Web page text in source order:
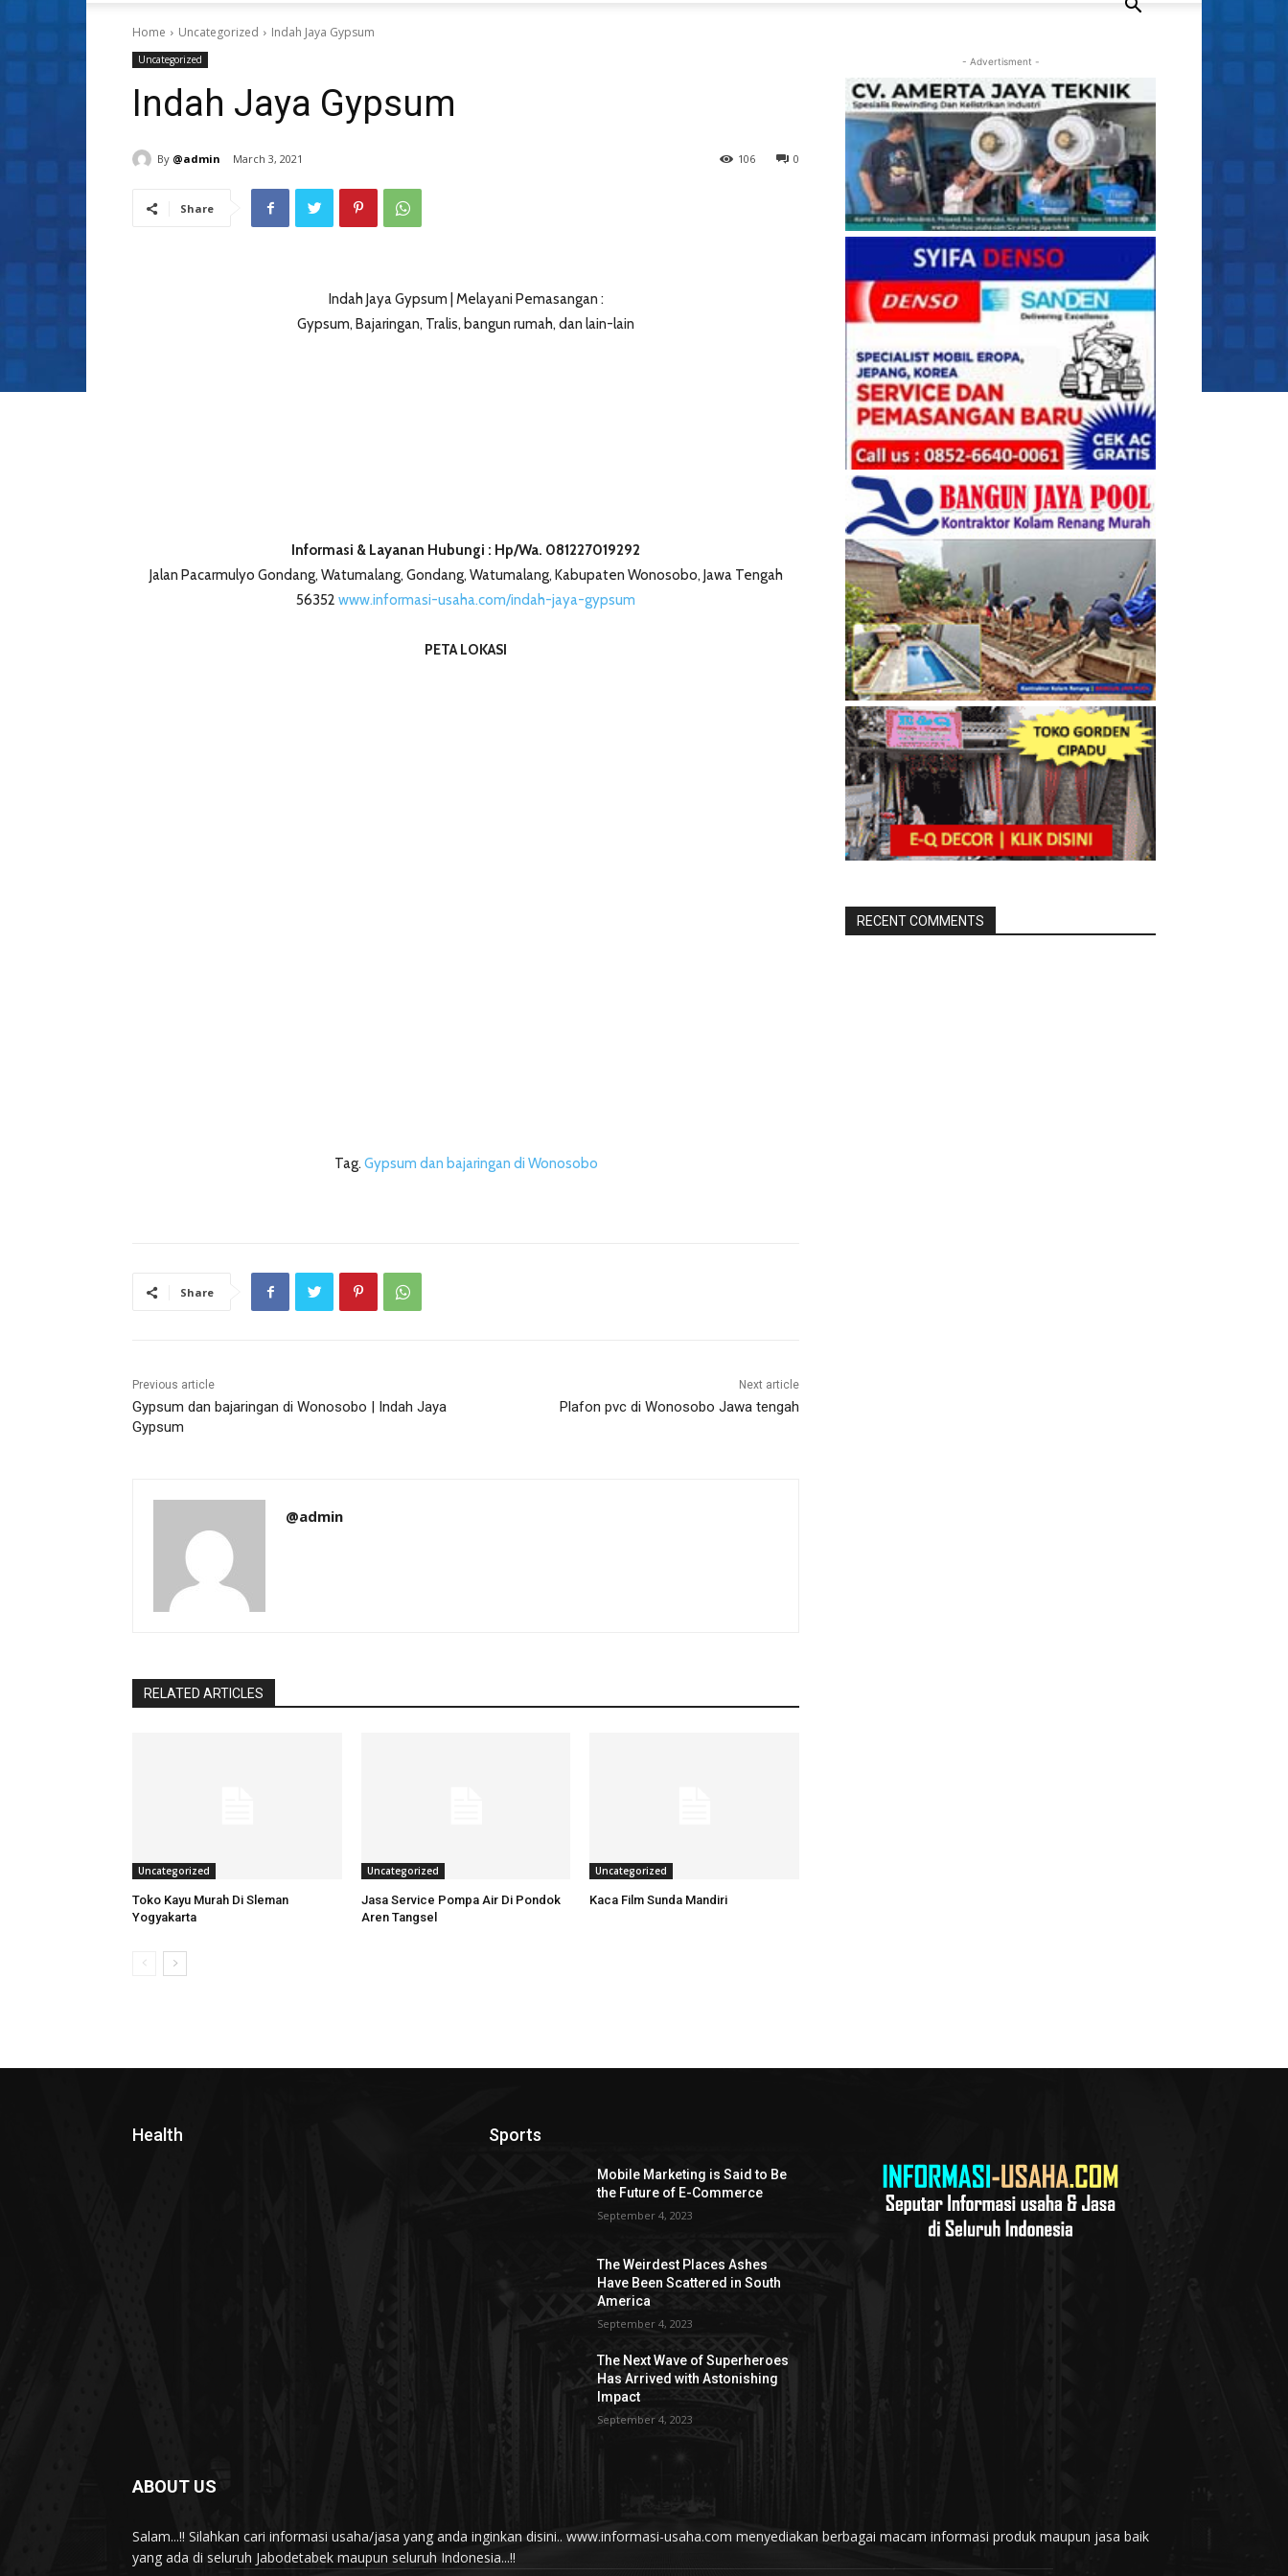
Home Uncategorized Indah Jaya Gypsum
Uncategorized
Indah Jaya Gypsum
By @admin March 3, 2021 0
106
Share
Indah Jaya Gypsum | Melayani Pemasangan :
Gypsum, Bajaringan, Tralis, bangun rumah, dan lain-lain
Informasi & Layanan Hubungi : Hp/Wa. 081227019292
Jalan Pacarmulyo Gondang, Watumalang, Gondang, Watumalang, Kabupaten Wonosobo, Jawa Tengah
56352 www.informasi-usaha.com/indah-jaya-gypsum
PETA LOKASI
Tag. Gypsum dan bajaringan di Wonosobo
Share
Previous article
Gypsum dan bajaringan di Wonosobo | Indah Jaya
Gypsum
Next article
Plafon pvc di Wonosobo Jawa tengah
@admin
RELATED ARTICLES
Uncategorized
Toko Kayu Murah Di Sleman
Yogyakarta
Uncategorized
Jasa Service Pompa Air Di Pondok
Aren Tangsel
Uncategorized
Kaca Film Sunda Mandiri
- Advertisment -
RECENT COMMENTS
Health Sports
Mobile Marketing is Said to Be
the Future of E-Commerce
September 4, 2023
The Weirdest Places Ashes
Have Been Scattered in South
America
September 4, 2023
The Next Wave of Superheroes
Has Arrived with Astonishing
Impact
September 4, 2023
ABOUT US
Salam...!! Silahkan cari informasi usaha/jasa yang anda inginkan disini.. www.informasi-usaha.com menyediakan berbagai macam informasi produk maupun jasa baik
yang ada di seluruh Jabodetabek maupun seluruh Indonesia...!!